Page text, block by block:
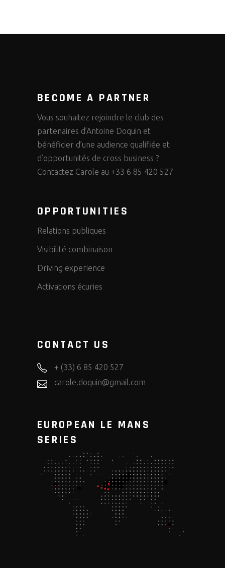
BECOME A PARTNER
Vous souhaitez rejoindre le club des
partenaires d’Antoine Doquin et
bénéficier d’une audience qualifiée et
d’opportunités de cross business ?
Contactez Carole au +33 6 85 420 527
OPPORTUNITIES
Relations publiques
Visibilité combinaison
Driving experience
Activations écuries
CONTACT US
+ (33) 6 85 420 527
carole.doquin@gmail.com
EUROPEAN LE MANS
SERIES